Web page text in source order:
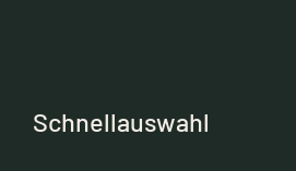
Schnellauswahl